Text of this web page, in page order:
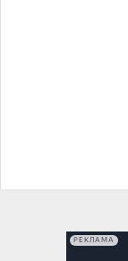
РЕКЛАМА